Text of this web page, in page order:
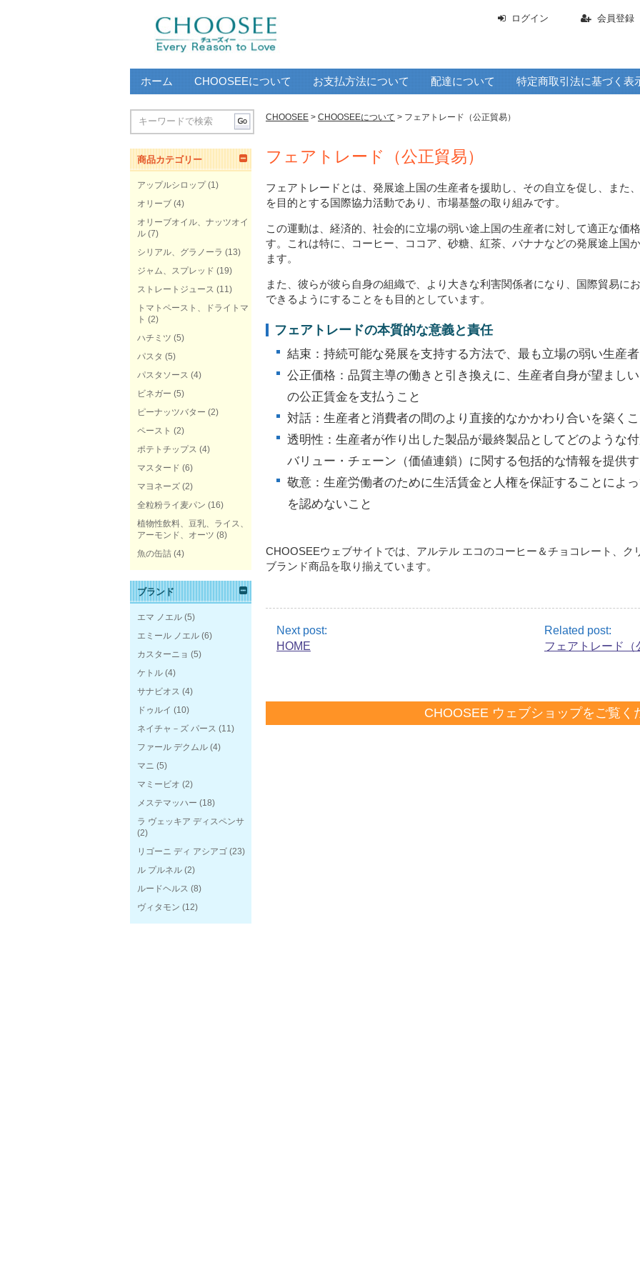
ログイン 会員登録
ホーム CHOOSEEについて お支払方法について 配達について 特定商取引法に基づく表
CHOOSEE > CHOOSEEについて > フェアトレード（公正貿易）
フェアトレード（公正貿易）
フェアトレードとは、発展途上国の生産者を援助し、その自立を促し、また
を目的とする国際協力活動であり、市場基盤の取り組みです。
この運動は、経済的、社会的に立場の弱い途上国の生産者に対して適正な価
す。これは特に、コーヒー、ココア、砂糖、紅茶、バナナなどの発展途上国
ます。
また、彼らが彼ら自身の組織で、より大きな利害関係者になり、国際貿易に
できるようにすることをも目的としています。
フェアトレードの本質的な意義と責任
結束：持続可能な発展を支持する方法で、最も立場の弱い生産
公正価格：品質主導の働きと引き換えに、生産者自身が望まし
の公正賃金を支払うこと
対話：生産者と消費者の間のより直接的なかかわり合いを築くこ
透明性：生産者が作り出した製品が最終製品としてどのような
バリュー・チェーン（価値連鎖）に関する包括的な情報を提供
敬意：生産労働者のために生活賃金と人権を保証することによ
を認めないこと
CHOOSEEウェブサイトでは、アルテル エコのコーヒー＆チョコレート、ク
ブランド商品を取り揃えています。
Next post:
HOME
Related post:
フェアトレード（
CHOOSEE ウェブショップをご覧く
商品カテゴリー
アップルシロップ(1)
オリーブ (4)
オリーブオイル、ナッツオイ
ル (7)
シリアル、グラノーラ (13)
ジャム、スプレッド (19)
ストレートジュース (11)
トマトペースト、ドライトマ
ト (2)
ハチミツ (5)
パスタ (5)
パスタソース (4)
ビネガー (5)
ピーナッツバター (2)
ペースト (2)
ポテトチップス (4)
マスタード (6)
マヨネーズ (2)
全粒粉ライ麦パン (16)
植物性飲料、豆乳、ライス、
アーモンド、オーツ (8)
魚の缶詰 (4)
ブランド
エマ ノエル (5)
エミール ノエル (6)
カスターニョ (5)
ケトル (4)
サナビオス (4)
ドゥルイ (10)
ネイチャ－ズ パース (11)
ファール デクムル (4)
マニ (5)
マミービオ (2)
メステマッハー (18)
ラ ヴェッキア ディスペンサ
(2)
リゴーニ ディ アシアゴ (23)
ル プルネル (2)
ルードヘルス (8)
ヴィタモン (12)